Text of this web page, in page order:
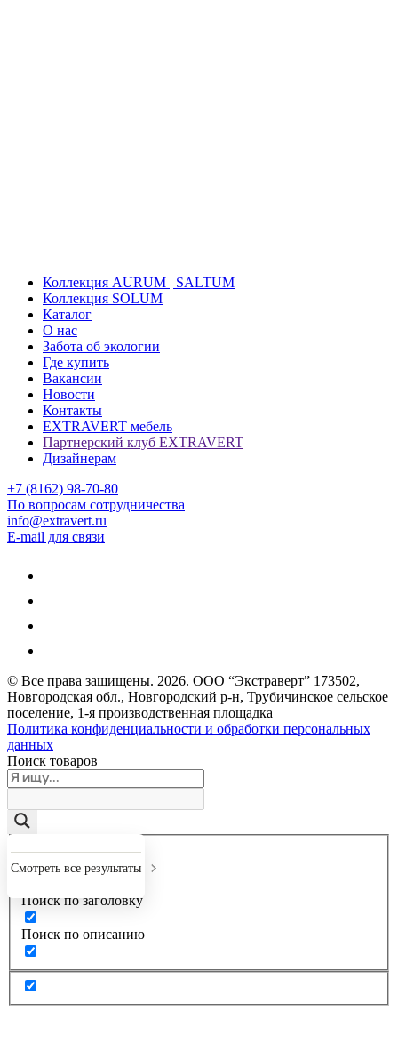
Коллекция AURUM | SALTUM
Коллекция SOLUM
Каталог
О нас
Забота об экологии
Где купить
Вакансии
Новости
Контакты
EXTRAVERT мебель
Партнерский клуб EXTRAVERT
Дизайнерам
+7 (8162) 98-70-80
По вопросам сотрудничества
info@extravert.ru
E-mail для связи
© Все права защищены. 2026. ООО “Экстраверт” 173502,
Новгородская обл., Новгородский р-н, Трубичинское сельское
поселение, 1-я производственная площадка
Политика конфиденциальности и обработки персональных
данных
Поиск товаров
Смотреть все результаты
Точное совпадение
Поиск по заголовку
Поиск по описанию